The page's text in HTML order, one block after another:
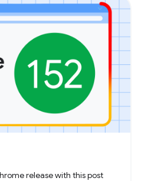
release with this post